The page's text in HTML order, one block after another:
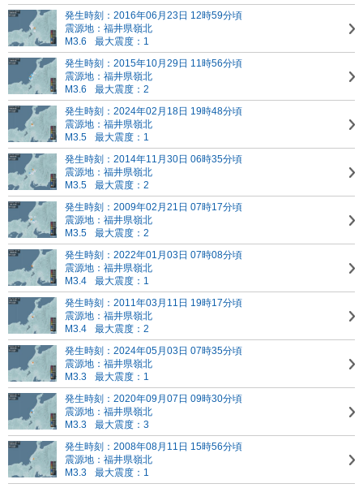
発生時刻：2016年06月23日 12時59分頃
震源地：福井県嶺北
M3.6
最大震度：1
発生時刻：2015年10月29日 11時56分頃
震源地：福井県嶺北
M3.6
最大震度：2
発生時刻：2024年02月18日 19時48分頃
震源地：福井県嶺北
M3.5
最大震度：1
発生時刻：2014年11月30日 06時35分頃
震源地：福井県嶺北
M3.5
最大震度：2
発生時刻：2009年02月21日 07時17分頃
震源地：福井県嶺北
M3.5
最大震度：2
発生時刻：2022年01月03日 07時08分頃
震源地：福井県嶺北
M3.4
最大震度：1
発生時刻：2011年03月11日 19時17分頃
震源地：福井県嶺北
M3.4
最大震度：2
発生時刻：2024年05月03日 07時35分頃
震源地：福井県嶺北
M3.3
最大震度：1
発生時刻：2020年09月07日 09時30分頃
震源地：福井県嶺北
M3.3
最大震度：3
発生時刻：2008年08月11日 15時56分頃
震源地：福井県嶺北
M3.3
最大震度：1